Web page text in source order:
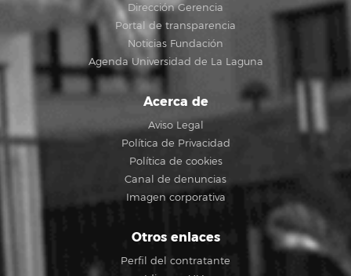
Dirección Gerencia
Portal de transparencia
Noticias Fundación
Agenda Universidad de La Laguna
Acerca de
Aviso Legal
Política de Privacidad
Política de cookies
Canal de denuncias
Imagen corporativa
Otros enlaces
Perfil del contratante